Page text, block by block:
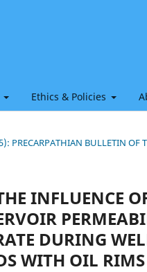
Ethics & Policies
PRECARPATHIAN BULLETIN OF
INFLUENCE
DURING
WITH OIL